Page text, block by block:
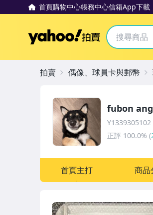
首頁購物中心帳務中心信箱App下載
Yahoo拍賣
fubon
Y1339305102
正評 100.0% (
首頁主打 商品
拍賣 偶像、球員卡與郵幣